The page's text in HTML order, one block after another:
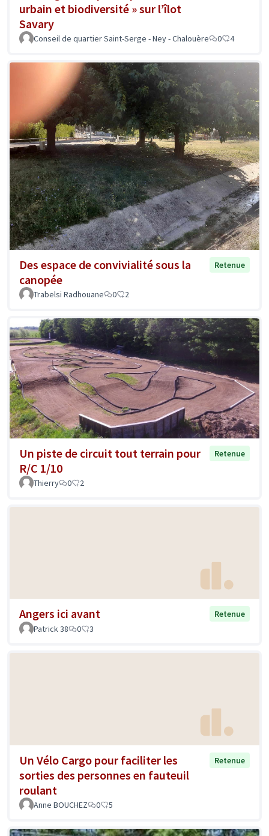
urbain et biodiversité » sur l’îlot
Savary
Conseil de quartier Saint-Serge - Ney - Chalouère 0 4
Des espace de convivialité sous la
canopée
Retenue
Trabelsi Radhouane 0 2
Un piste de circuit tout terrain pour
R/C 1/10
Retenue
Thierry 0 2
Angers ici avant
Retenue
Patrick 38
0 3
Un Vélo Cargo pour faciliter les
sorties des personnes en fauteuil
roulant
Retenue
Anne BOUCHEZ 0 5